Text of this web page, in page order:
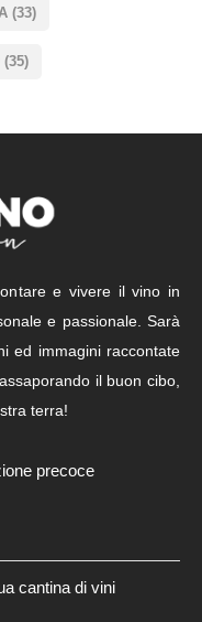
(33)
(35)
e vivere il vino in
e passionale. Sarà
ed immagini raccontate
il buon cibo,
terra!
precoce
cantina di vini